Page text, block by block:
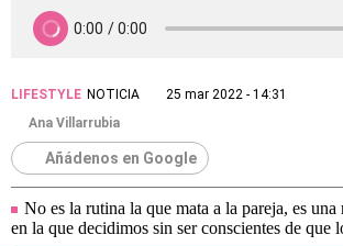
LIFESTYLE NOTICIA
25 mar 2022 - 14:31
Ana Villarrubia
Añádenos en Google
No es la rutina la que mata a la pareja, es
en la que decidimos sin ser conscientes de que